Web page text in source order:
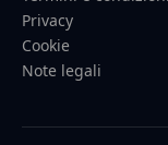
Privacy
Cookie
Note legali